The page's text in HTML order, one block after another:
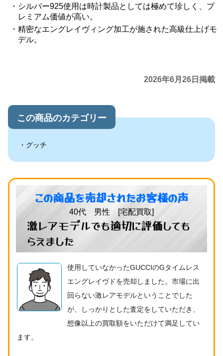
シルバー925使用は時計製品としては極めて珍しく、プ
レミアム価値が高い。
精密なエングレイヴィング加工が施された高級仕上げモ
デル。
2026年6月26日掲載
この商品のカテゴリー
グッチ
この商品を売却されたお客様の声
40代 男性 [宅配買取]
激レアモデルでも適切に評価しても
らえました
使用していなかったGUCCIのGタイムレス
エングレイヴドを売却しました。市場に出
回らない激レアモデルということでした
が、しっかりとした査定をしていただき、
想像以上の買取額をいただけて満足してい
ます。